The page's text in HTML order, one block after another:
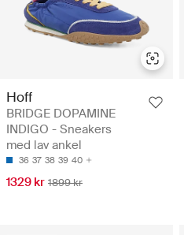
Hoff
BRIDGE DOPAMINE
INDIGO - Sneakers
med lav ankel
36 37 38 39 40
1329 kr 1899 kr